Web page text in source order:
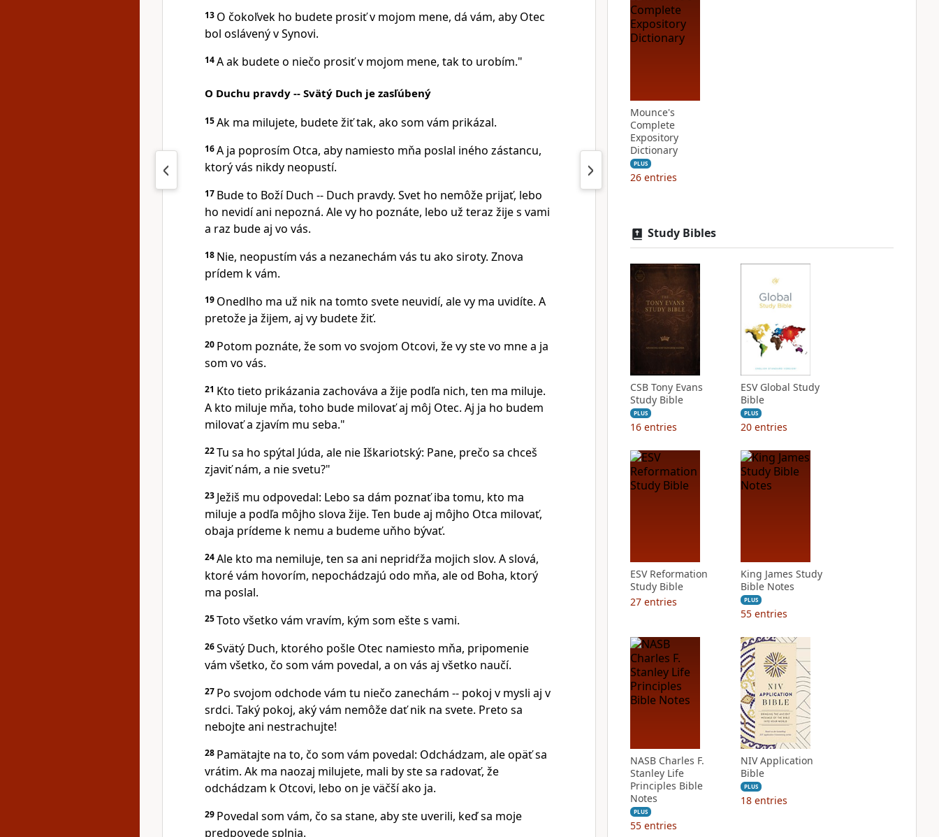
13 O čokoľvek ho budete prosiť v mojom mene, dá vám, aby Otec
bol oslávený v Synovi.
14A ak budete o niečo prosiť v mojom mene, tak to urobím."
O Duchu pravdy -- Svätý Duch je zasľúbený
15Ak ma milujete, budete žiť tak, ako som vám prikázal.
16A ja poprosím Otca, aby namiesto mňa poslal iného zástancu,
ktorý vás nikdy neopustí.
17 Bude to Boží Duch -- Duch pravdy. Svet ho nemôže prijať, lebo
ho nevidí ani nepozná. Ale vy ho poznáte, lebo už teraz žije s vami
a raz bude aj vo vás.
18 Nie, neopustím vás a nezanechám vás tu ako siroty. Znova
prídem k vám.
19 Onedlho ma už nik na tomto svete neuvidí, ale vy ma uvidíte. A
pretože ja žijem, aj vy budete žiť.
20 Potom poznáte, že som vo svojom Otcovi, že vy ste vo mne a ja
som vo vás.
21 Kto tieto prikázania zachováva a žije podľa nich, ten ma miluje.
A kto miluje mňa, toho bude milovať aj môj Otec. Aj ja ho budem
milovať a zjavím mu seba."
22Tu sa ho spýtal Júda, ale nie Iškariotský: Pane, prečo sa chceš
zjaviť nám, a nie svetu?"
23 Ježiš mu odpovedal: Lebo sa dám poznať iba tomu, kto ma
miluje a podľa môjho slova žije. Ten bude aj môjho Otca milovať,
obaja prídeme k nemu a budeme uňho bývať.
24Ale kto ma nemiluje, ten sa ani nepridŕža mojich slov. A slová,
ktoré vám hovorím, nepochádzajú odo mňa, ale od Boha, ktorý
ma poslal.
25Toto všetko vám vravím, kým som ešte s vami.
26Svätý Duch, ktorého pošle Otec namiesto mňa, pripomenie
vám všetko, čo som vám povedal, a on vás aj všetko naučí.
27 Po svojom odchode vám tu niečo zanechám -- pokoj v mysli aj v
srdci. Taký pokoj, aký vám nemôže dať nik na svete. Preto sa
nebojte ani nestrachujte!
28 Pamätajte na to, čo som vám povedal: Odchádzam, ale opäť sa
vrátim. Ak ma naozaj milujete, mali by ste sa radovať, že
odchádzam k Otcovi, lebo on je väčší ako ja.
29 Povedal som vám, čo sa stane, aby ste uverili, keď sa moje
predpovede splnia.
Mounce's
Complete
Expository
Dictionary
PLUS
26 entries
Study Bibles
CSB Tony Evans
Study Bible
PLUS
16 entries
ESV Global Study
Bible
PLUS
20 entries
ESV Reformation
Study Bible
27 entries
King James Study
Bible Notes
PLUS
55 entries
NASB Charles F.
Stanley Life
Principles Bible
Notes
PLUS
55 entries
NIV Application
Bible
PLUS
18 entries